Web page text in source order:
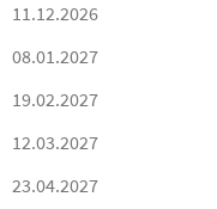
11.12.2026
08.01.2027
19.02.2027
12.03.2027
23.04.2027